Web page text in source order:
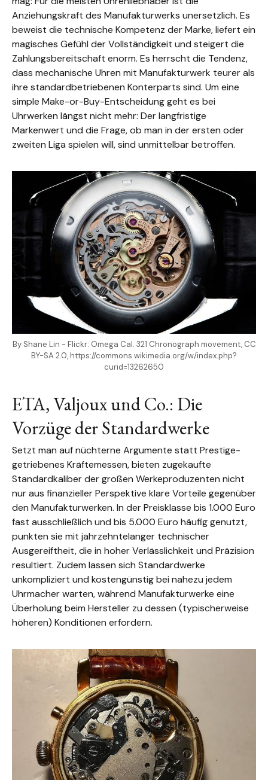
Anziehungskraft des Manufakturwerks unersetzlich. Es
beweist die technische Kompetenz der Marke, liefert ein
magisches Gefühl der Vollständigkeit und steigert die
Zahlungsbereitschaft enorm. Es herrscht die Tendenz,
dass mechanische Uhren mit Manufakturwerk teurer als
ihre standardbetriebenen Konterparts sind. Um eine
simple Make-or-Buy-Entscheidung geht es bei
Uhrwerken längst nicht mehr: Der langfristige
Markenwert und die Frage, ob man in der ersten oder
zweiten Liga spielen will, sind unmittelbar betroffen.
By Shane Lin - Flickr: Omega Cal. 321 Chronograph movement, CC
BY-SA 2.0, https://commons.wikimedia.org/w/index.php?
curid=13262650
ETA, Valjoux und Co.: Die
Vorzüge der Standardwerke
Setzt man auf nüchterne Argumente statt Prestige-
getriebenes Kräftemessen, bieten zugekaufte
Standardkaliber der großen Werkeproduzenten nicht
nur aus finanzieller Perspektive klare Vorteile gegenüber
den Manufakturwerken. In der Preisklasse bis 1.000 Euro
fast ausschließlich und bis 5.000 Euro häufig genutzt,
punkten sie mit jahrzehntelanger technischer
Ausgereiftheit, die in hoher Verlässlichkeit und Präzision
resultiert. Zudem lassen sich Standardwerke
unkompliziert und kostengünstig bei nahezu jedem
Uhrmacher warten, während Manufakturwerke eine
Überholung beim Hersteller zu dessen (typischerweise
höheren) Konditionen erfordern.